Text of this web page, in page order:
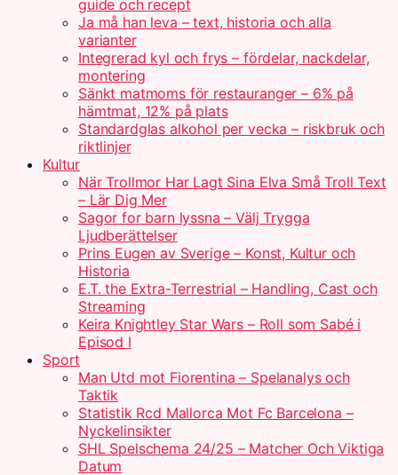
guide och recept
Ja må han leva – text, historia och alla
varianter
Integrerad kyl och frys – fördelar, nackdelar,
montering
Sänkt matmoms för restauranger – 6% på
hämtmat, 12% på plats
Standardglas alkohol per vecka – riskbruk och
riktlinjer
Kultur
När Trollmor Har Lagt Sina Elva Små Troll Text
– Lär Dig Mer
Sagor for barn lyssna – Välj Trygga
Ljudberättelser
Prins Eugen av Sverige – Konst, Kultur och
Historia
E.T. the Extra-Terrestrial – Handling, Cast och
Streaming
Keira Knightley Star Wars – Roll som Sabé i
Episod I
Sport
Man Utd mot Fiorentina – Spelanalys och
Taktik
Statistik Rcd Mallorca Mot Fc Barcelona –
Nyckelinsikter
SHL Spelschema 24/25 – Matcher Och Viktiga
Datum